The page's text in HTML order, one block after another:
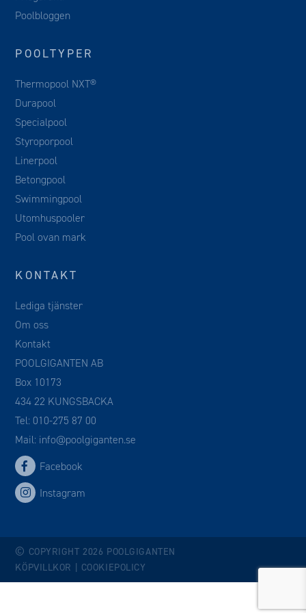
Poolbloggen
POOLTYPER
Thermopool NXT®
Durapool
Specialpool
Styroporpool
Linerpool
Betongpool
Swimmingpool
Utomhuspooler
Pool ovan mark
KONTAKT
Lediga tjänster
Om oss
Kontakt
POOLGIGANTEN AB
Box 10173
434 22 KUNGSBACKA
Tel:010-275 87 00
Mail: info@poolgiganten.se
Facebook
Instagram
© COPYRIGHT 2026 POOLGIGANTEN
KÖPVILLKOR
COOKIEPOLICY